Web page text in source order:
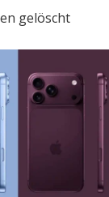
geht
Verbreitung
gelöscht